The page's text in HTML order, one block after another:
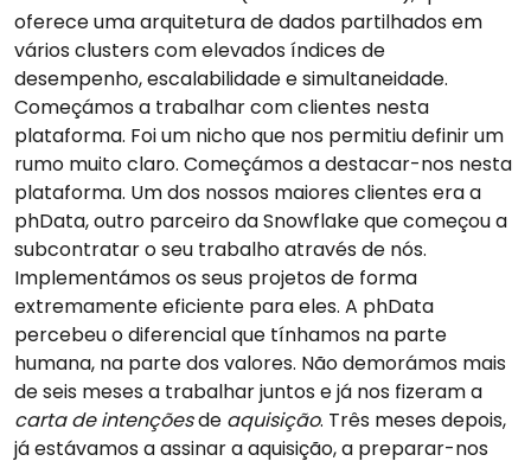
oferece uma arquitetura de dados partilhados em
vários clusters com elevados índices de
desempenho, escalabilidade e simultaneidade.
Começámos a trabalhar com clientes nesta
plataforma. Foi um nicho que nos permitiu definir um
rumo muito claro. Começámos a destacar-nos nesta
plataforma. Um dos nossos maiores clientes era a
phData, outro parceiro da Snowflake que começou a
subcontratar o seu trabalho através de nós.
Implementámos os seus projetos de forma
extremamente eficiente para eles. A phData
percebeu o diferencial que tínhamos na parte
humana, na parte dos valores. Não demorámos mais
de seis meses a trabalhar juntos e já nos fizeram a
carta de intençõesde aquisição. Três meses depois,
já estávamos a assinar a aquisição, a preparar-nos